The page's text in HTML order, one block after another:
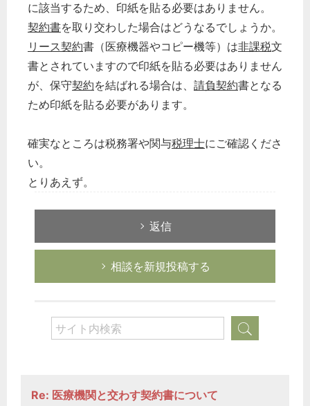
に該当するため、印紙を貼る必要はありません。
契約書を取り交わした場合はどうなるでしょうか。
リース契約書（医療機器やコピー機等）は非課税文
書とされていますので印紙を貼る必要はありません
が、保守契約を結ばれる場合は、 請負契約書となる
ため印紙を貼る必要があります。
確実なところは税務署や関与税理士にご確認くださ
い。
とりあえず。
返信
相談を新規投稿する
Re: 医療機関と交わす契約書について